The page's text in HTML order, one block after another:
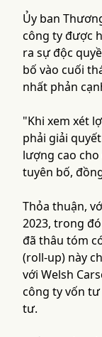
Ủy ban
công ty được
ra sự độc
bố vào cuối
nhất phản
"Khi xem xét
phải giải
lượng cao
tuyên bố,
Thỏa thuận,
2023, trong
đã thâu tóm
(roll-up) này
với Welsh
công ty vốn
tư.